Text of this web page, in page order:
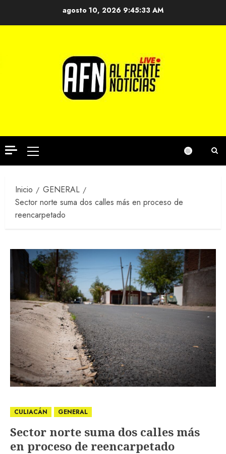
agosto 10, 2026 9:45:34 AM
Menú
principal
Inicio
GENERAL
Sector norte suma dos calles más en proceso de
reencarpetado
CULIACÁN GENERAL
Sector norte suma dos calles más
en proceso de reencarpetado